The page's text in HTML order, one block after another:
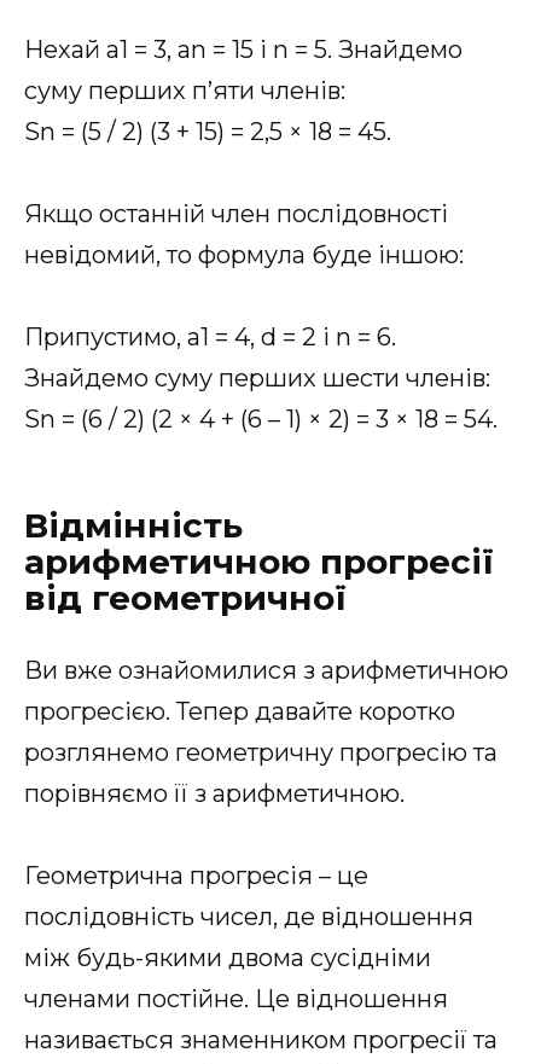
Нехай a1 = 3, an = 15 і n = 5. Знайдемо
суму перших п’яти членів:
Sn = (5 / 2) (3 + 15) = 2,5 × 18 = 45.
Якщо останній член послідовності
невідомий, то формула буде іншою:
Припустимо, a1 = 4, d = 2 і n = 6.
Знайдемо суму перших шести членів:
Sn = (6 / 2) (2 × 4 + (6 – 1) × 2) = 3 × 18 = 54.
Відмінність
арифметичною прогресії
від геометричної
Ви вже ознайомилися з арифметичною
прогресією. Тепер давайте коротко
розглянемо геометричну прогресію та
порівняємо її з арифметичною.
Геометрична прогресія – це
послідовність чисел, де відношення
між будь-якими двома сусідніми
членами постійне. Це відношення
називається знаменником прогресії та